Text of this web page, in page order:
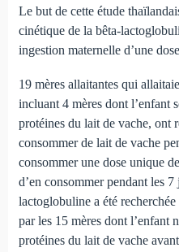
Le but de cette étude
cinétique de la bêta-
ingestion maternelle d’une
19 mères allaitantes qui
incluant 4 mères dont l’enfant
protéines du lait de vache, ont
consommer de lait de vache
consommer une dose unique
d’en consommer pendant les
lactoglobuline a été
par les 15 mères dont l’enfant
protéines du lait de vache